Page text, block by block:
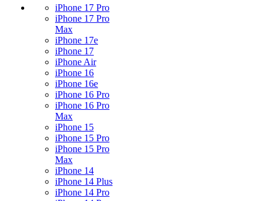
iPhone 17 Pro
iPhone 17 Pro
Max
iPhone 17e
iPhone 17
iPhone Air
iPhone 16
iPhone 16e
iPhone 16 Pro
iPhone 16 Pro
Max
iPhone 15
iPhone 15 Pro
iPhone 15 Pro
Max
iPhone 14
iPhone 14 Plus
iPhone 14 Pro